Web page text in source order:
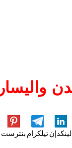
لينكدإنتيلكرام بنترست